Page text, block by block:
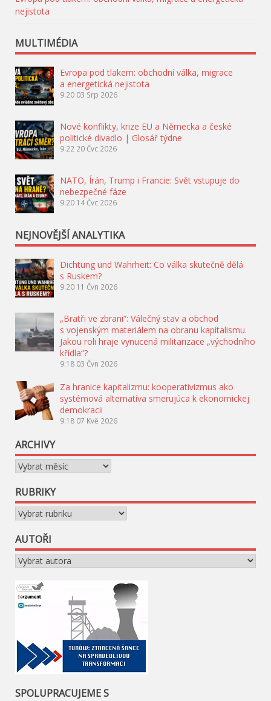
nejistota
MULTIMÉDIA
Evropa pod tlakem: obchodní válka, migrace
a energetická nejistota
9:20 03 Srp 2026
Nové konflikty, krize EU a Německa a české
politické divadlo | Glosář týdne
9:22 20 Čvc 2026
NATO, Írán, Trump i Francie: Svět vstupuje do
nebezpečné fáze
9:20 14 Čvc 2026
NEJNOVĚJŠÍ ANALYTIKA
Dichtung und Wahrheit: Co válka skutečně dělá
s Ruskem?
9:20 11 Čvn 2026
„Bratři ve zbrani“: Válečný stav a obchod
s vojenským materiálem na obranu kapitalismu.
Jakou roli hraje vynucená militarizace „východního
křídla“?
9:18 03 Čvn 2026
Za hranice kapitalizmu: kooperativizmus ako
systémová alternatíva smerujúca k ekonomickej
demokracii
9:18 07 Kvě 2026
ARCHIVY
Archivy
RUBRIKY
Rubriky
AUTOŘI
SPOLUPRACUJEME S